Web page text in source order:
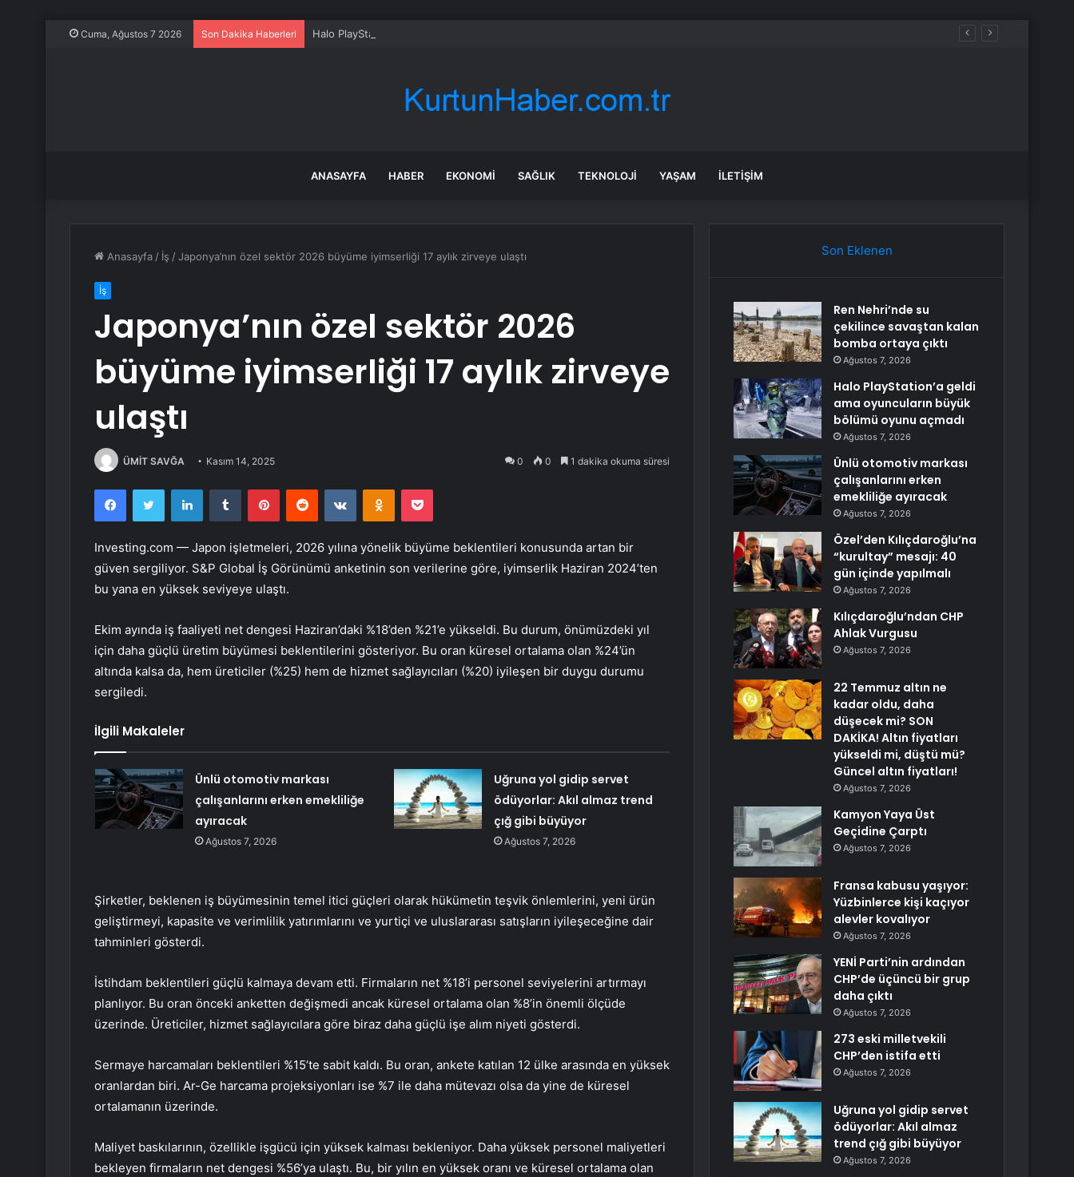
Cuma, Ağustos 7 2026 Son Dakika Haberleri Halo PlayStation’a geldi ama oyuncuların büyük bölümü oyunu açmadı
ANASAYFA HABER EKONOMI SAĞLIK TEKNOLOJI YAŞAM İLETIŞIM
Anasayfa / İş /Japonya’nın özel sektör 2026 büyüme iyimserliği 17 aylık zirveye ulaştı
İş
Japonya’nın özel sektör 2026
büyüme iyimserliği 17 aylık zirveye
ulaştı
ÜMİT SAVĞA Kasım 14, 2025 0 0 1 dakika okuma süresi
FacebookTwitter LinkedInTumblr PinterestReddit VKontakteOdnoklassniki
Pocket
Investing.com — Japon işletmeleri, 2026 yılına yönelik büyüme beklentileri konusunda artan bir
güven sergiliyor. S&P Global İş Görünümü anketinin son verilerine göre, iyimserlik Haziran 2024’ten
bu yana en yüksek seviyeye ulaştı.
Ekim ayında iş faaliyeti net dengesi Haziran’daki %18’den %21’e yükseldi. Bu durum, önümüzdeki yıl
için daha güçlü üretim büyümesi beklentilerini gösteriyor. Bu oran küresel ortalama olan %24’ün
altında kalsa da, hem üreticiler (%25) hem de hizmet sağlayıcıları (%20) iyileşen bir duygu durumu
sergiledi.
İlgili Makaleler
Ünlü otomotiv markası
çalışanlarını erken emekliliğe
ayıracak
Ağustos 7, 2026
Uğruna yol gidip servet
ödüyorlar: Akıl almaz trend
çığ gibi büyüyor
Ağustos 7, 2026
Şirketler, beklenen iş büyümesinin temel itici güçleri olarak hükümetin teşvik önlemlerini, yeni ürün
geliştirmeyi, kapasite ve verimlilik yatırımlarını ve yurtiçi ve uluslararası satışların iyileşeceğine dair
tahminleri gösterdi.
İstihdam beklentileri güçlü kalmaya devam etti. Firmaların net %18’i personel seviyelerini artırmayı
planlıyor. Bu oran önceki anketten değişmedi ancak küresel ortalama olan %8’in önemli ölçüde
üzerinde. Üreticiler, hizmet sağlayıcılara göre biraz daha güçlü işe alım niyeti gösterdi.
Sermaye harcamaları beklentileri %15’te sabit kaldı. Bu oran, ankete katılan 12 ülke arasında en yüksek
oranlardan biri. Ar-Ge harcama projeksiyonları ise %7 ile daha mütevazı olsa da yine de küresel
ortalamanın üzerinde.
Maliyet baskılarının, özellikle işgücü için yüksek kalması bekleniyor. Daha yüksek personel maliyetleri
bekleyen firmaların net dengesi %56’ya ulaştı. Bu, bir yılın en yüksek oranı ve küresel ortalama olan
Son Eklenen
Ren Nehri’nde su
çekilince savaştan kalan
bomba ortaya çıktı
Ağustos 7, 2026
Halo PlayStation’a geldi
ama oyuncuların büyük
bölümü oyunu açmadı
Ağustos 7, 2026
Ünlü otomotiv markası
çalışanlarını erken
emekliliğe ayıracak
Ağustos 7, 2026
Özel’den Kılıçdaroğlu’na
“kurultay” mesajı: 40
gün içinde yapılmalı
Ağustos 7, 2026
Kılıçdaroğlu’ndan CHP
Ahlak Vurgusu
Ağustos 7, 2026
22 Temmuz altın ne
kadar oldu, daha
düşecek mi? SON
DAKİKA! Altın fiyatları
yükseldi mi, düştü mü?
Güncel altın fiyatları!
Ağustos 7, 2026
Kamyon Yaya Üst
Geçidine Çarptı
Ağustos 7, 2026
Fransa kabusu yaşıyor:
Yüzbinlerce kişi kaçıyor
alevler kovalıyor
Ağustos 7, 2026
YENİ Parti’nin ardından
CHP’de üçüncü bir grup
daha çıktı
Ağustos 7, 2026
273 eski milletvekili
CHP’den istifa etti
Ağustos 7, 2026
Uğruna yol gidip servet
ödüyorlar: Akıl almaz
trend çığ gibi büyüyor
Ağustos 7, 2026